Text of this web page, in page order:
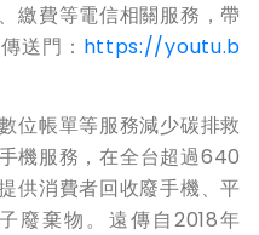
繳費等電信相關服務，帶
送門： https://youtu.b
帳單等服務減少碳排救
機服務，在全台超過640
供消費者回收廢手機、平
廢棄物。遠傳自2018年